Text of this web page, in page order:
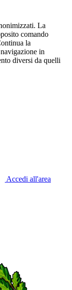
La
comando
la
in
diversi da quelli
Accedi all'area